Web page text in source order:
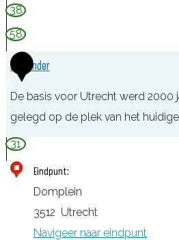
V
e
h
t
e
n
38
58
1DOMunder
De basis voor Utrecht werd 2000
gelegd op de plek van het
D
O
31
Eindpunt:
Domplein
3512 Utrecht
Navigeer naar eindpunt